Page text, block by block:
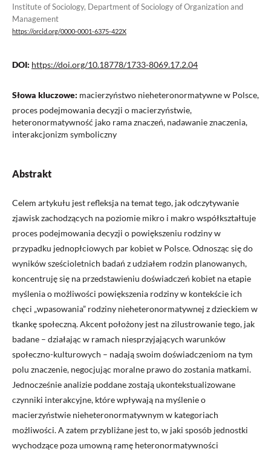
Institute of Sociology, Department of Sociology of Organization and
Management
https://orcid.org/0000-0001-6375-422X
DOI: https://doi.org/10.18778/1733-8069.17.2.04
Słowa kluczowe: macierzyństwo nieheteronormatywne w Polsce,
proces podejmowania decyzji o macierzyństwie,
heteronormatywność jako rama znaczeń, nadawanie znaczenia,
interakcjonizm symboliczny
Abstrakt
Celem artykułu jest refleksja na temat tego, jak odczytywanie
zjawisk zachodzących na poziomie mikro i makro współkształtuje
proces podejmowania decyzji o powiększeniu rodziny w
przypadku jednopłciowych par kobiet w Polsce. Odnosząc się do
wyników sześcioletnich badań z udziałem rodzin planowanych,
koncentruję się na przedstawieniu doświadczeń kobiet na etapie
myślenia o możliwości powiększenia rodziny w kontekście ich
chęci „wpasowania” rodziny nieheteronormatywnej z dzieckiem w
tkankę społeczną. Akcent położony jest na zilustrowanie tego, jak
badane – działając w ramach niesprzyjających warunków
społeczno-kulturowych – nadają swoim doświadczeniom na tym
polu znaczenie, negocjując moralne prawo do zostania matkami.
Jednocześnie analizie poddane zostają ukontekstualizowane
czynniki interakcyjne, które wpływają na myślenie o
macierzyństwie nieheteronormatywnym w kategoriach
możliwości. A zatem przybliżane jest to, w jaki sposób jednostki
wychodzące poza umowną ramę heteronormatywności